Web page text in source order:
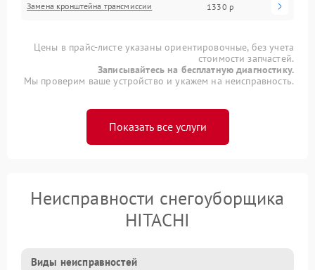
Замена кронштейна трансмиссии 1330 р
Цены в прайс-листе указаны ориентировочные, без учета
стоимости запчастей.
Записывайтесь на бесплатную диагностику.
Мы проверим ваше устройство и укажем на неисправность.
Показать все услуги
Неисправности снегоуборщика
HITACHI
Виды неисправностей